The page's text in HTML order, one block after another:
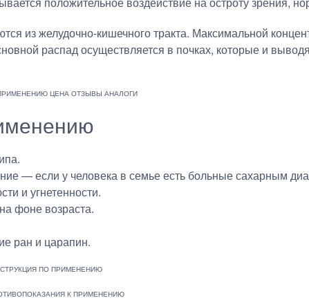
из желудочно-кишечного тракта. Максимальной
распад осуществляется в почках, которые и
— если у человека в семье есть больные сахарным
и угнетенности.
фоне возраста.
ран и царапин.